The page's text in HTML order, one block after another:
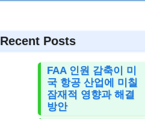
Recent Posts
FAA 인원 감축이 미
국 항공 산업에 미칠
잠재적 영향과 해결
방안